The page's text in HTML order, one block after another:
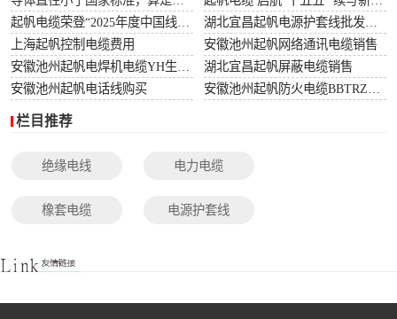
上海起帆控制电缆费用
安徽池州起帆网络通讯电缆销售
湖北宜昌起帆屏蔽电缆销售
安徽池州起帆电话线购买
栏目推荐
绝缘电线 电力电缆
橡套电缆 电源护套线
网络通讯电缆